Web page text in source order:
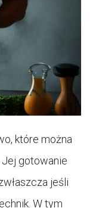
które można
gotowanie
jeśli
W tym